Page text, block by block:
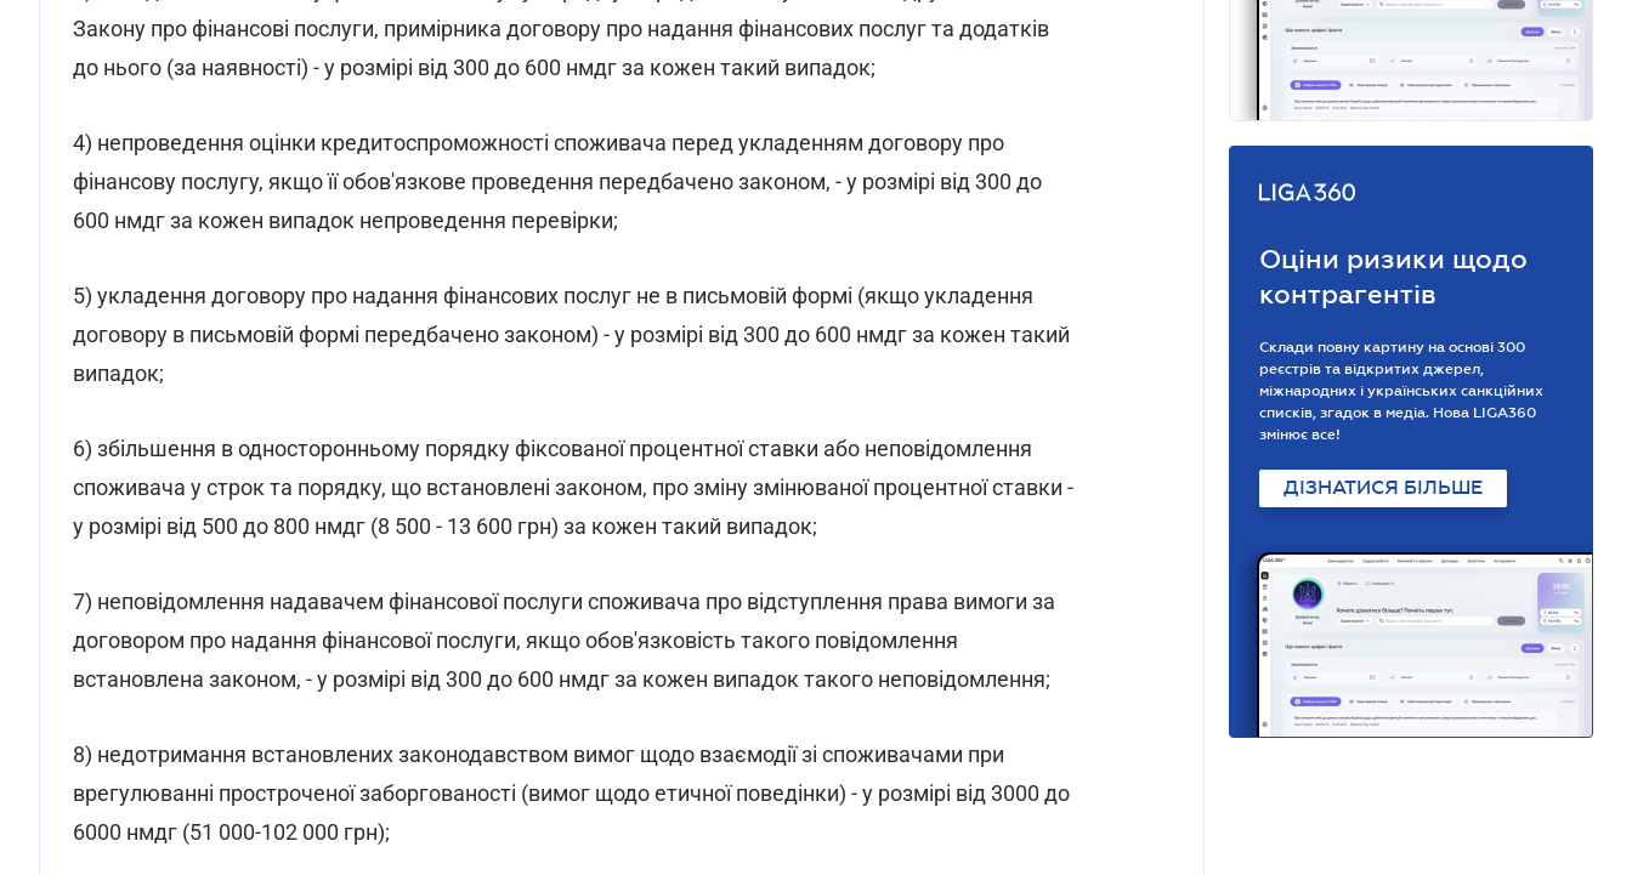
Закону про фінансові послуги, примірника договору про надання фінансових послуг та додатків
до нього (за наявності) - у розмірі від 300 до 600 нмдг за кожен такий випадок;
4) непроведення оцінки кредитоспроможності споживача перед укладенням договору про
фінансову послугу, якщо її обов'язкове проведення передбачено законом, - у розмірі від 300 до
600 нмдг за кожен випадок непроведення перевірки;
5) укладення договору про надання фінансових послуг не в письмовій формі (якщо укладення
договору в письмовій формі передбачено законом) - у розмірі від 300 до 600 нмдг за кожен такий
випадок;
6) збільшення в односторонньому порядку фіксованої процентної ставки або неповідомлення
споживача у строк та порядку, що встановлені законом, про зміну змінюваної процентної ставки -
у розмірі від 500 до 800 нмдг (8 500 - 13 600 грн) за кожен такий випадок;
7) неповідомлення надавачем фінансової послуги споживача про відступлення права вимоги за
договором про надання фінансової послуги, якщо обов'язковість такого повідомлення
встановлена законом, - у розмірі від 300 до 600 нмдг за кожен випадок такого неповідомлення;
8) недотримання встановлених законодавством вимог щодо взаємодії зі споживачами при
врегулюванні простроченої заборгованості (вимог щодо етичної поведінки) - у розмірі від 3000 до
6000 нмдг (51 000-102 000 грн);
Оціни ризики щодо
контрагентів
Склади повну картину на основі 300
реєстрів та відкритих джерел,
міжнародних і українських санкційних
списків, згадок в медіа. Нова LIGA360
змінює все!
ДІЗНАТИСЯ БІЛЬШЕ